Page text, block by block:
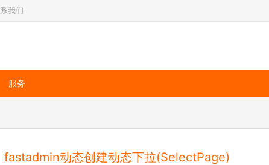
我们
服务
fastadmin动态创建动态下拉(SelectPage)